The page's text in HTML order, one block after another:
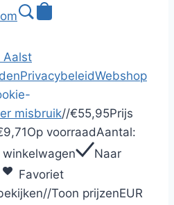
Aalst
PrivacybeleidWebshop
misbruik//€55,95Prijs
Op voorraadAantal:
winkelwagen
Naar
Favoriet
//Toon prijzenEUR